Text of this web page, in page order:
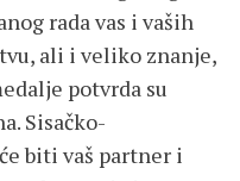
rada vas i vaših
ali i veliko znanje,
potvrda su
Sisačko-
biti vaš partner i